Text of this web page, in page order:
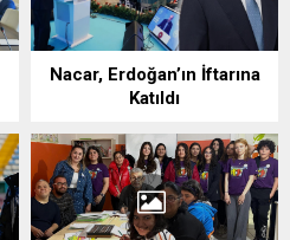
Nacar, Erdoğan’ın İftarına
Katıldı